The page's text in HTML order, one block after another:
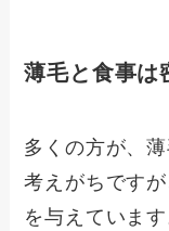
薄毛と食事は
多くの方が、
考えがちです
を与えていま